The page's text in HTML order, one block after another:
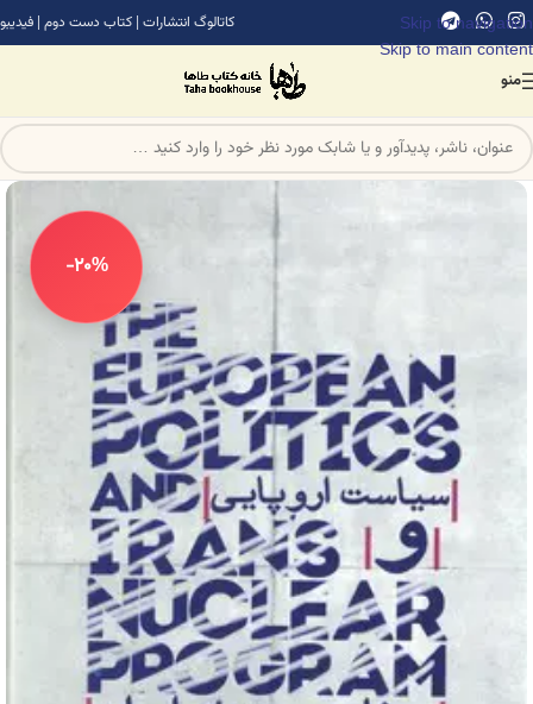
Skip to navigation
Skip to main content
کاتالوگ انتشارات | کتاب دست دوم | فیدیبو
منو
-20%